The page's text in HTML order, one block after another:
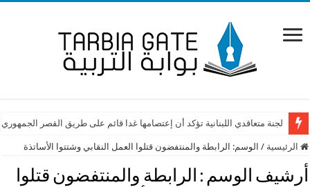
لجنة متعاقدي اللبنانية تؤكد أن إعتصامها غدا قائم على طريق القصر الجمهوري
الرئيسية / الوسم: الرابطة والمنتفضون قتلوا العمل النقابي وشتتوا الأساتذة
أرشيف الوسم : الرابطة والمنتفضون قتلوا